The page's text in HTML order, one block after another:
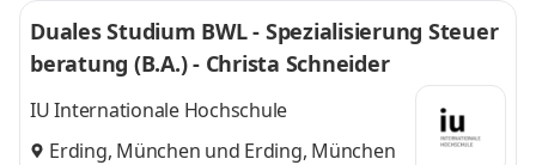
Duales Studium BWL - Spezialisierung Steuer
beratung (B.A.) - Christa Schneider
IU Internationale Hochschule
Erding, München und Erding, München